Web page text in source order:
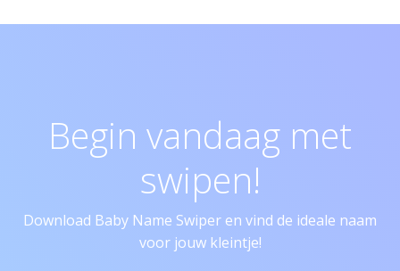
Begin vandaag met
swipen!
Download Baby Name Swiper en vind de ideale naam
voor jouw kleintje!